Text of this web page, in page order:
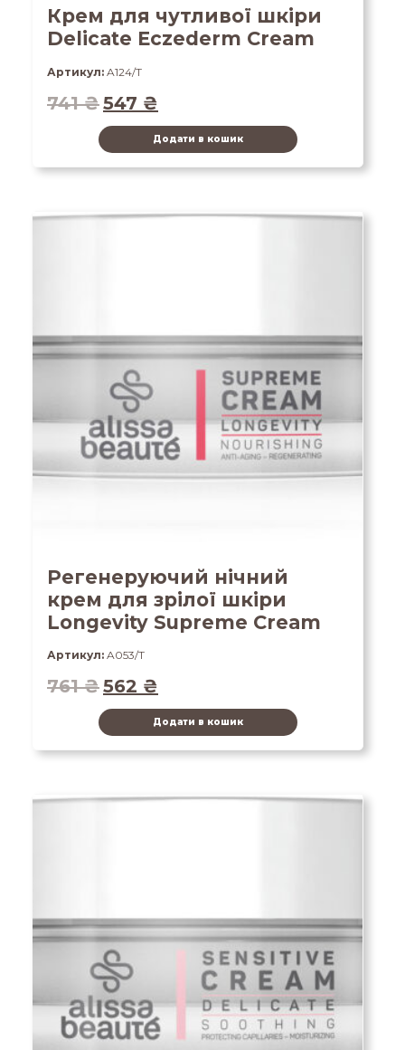
Крем для чутливої шкіри
Delicate Eczederm Cream
Артикул: A124/T
741₴547 ₴
Додати в кошик
Регенеруючий нічний
крем для зрілої шкіри
Longevity Supreme Cream
Артикул: A053/T
761₴562 ₴
Додати в кошик